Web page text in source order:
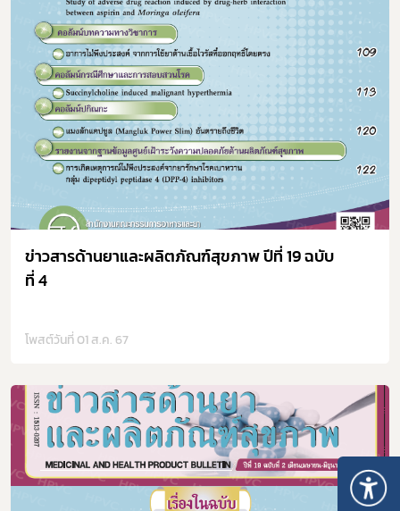
ข่าวสารด้านยาและผลิตภัณฑ์สุขภาพ ปีที่ 19 ฉบับ
ที่ 4
โพสต์วันที่ 01 ส.ค. 67